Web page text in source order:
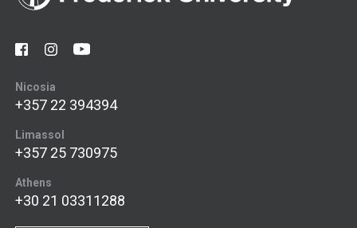
Nicosia
+357 22 394394
Limassol
+357 25 730975
Athens
+30 21 03311288